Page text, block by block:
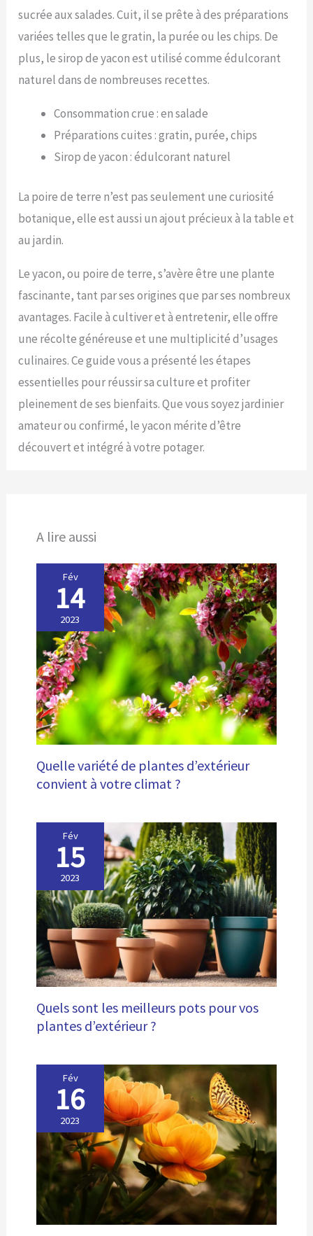
sucrée aux salades. Cuit, il se prête à des préparations
variées telles que le gratin, la purée ou les chips. De
plus, le sirop de yacon est utilisé comme édulcorant
naturel dans de nombreuses recettes.
Consommation crue : en salade
Préparations cuites : gratin, purée, chips
Sirop de yacon : édulcorant naturel
La poire de terre n’est pas seulement une curiosité
botanique, elle est aussi un ajout précieux à la table et
au jardin.
Le yacon, ou poire de terre, s’avère être une plante
fascinante, tant par ses origines que par ses nombreux
avantages. Facile à cultiver et à entretenir, elle offre
une récolte généreuse et une multiplicité d’usages
culinaires. Ce guide vous a présenté les étapes
essentielles pour réussir sa culture et profiter
pleinement de ses bienfaits. Que vous soyez jardinier
amateur ou confirmé, le yacon mérite d’être
découvert et intégré à votre potager.
A lire aussi
Fév
14
2023
Quelle variété de plantes d’extérieur
convient à votre climat ?
Fév
15
2023
Quels sont les meilleurs pots pour vos
plantes d’extérieur ?
Fév
16
2023